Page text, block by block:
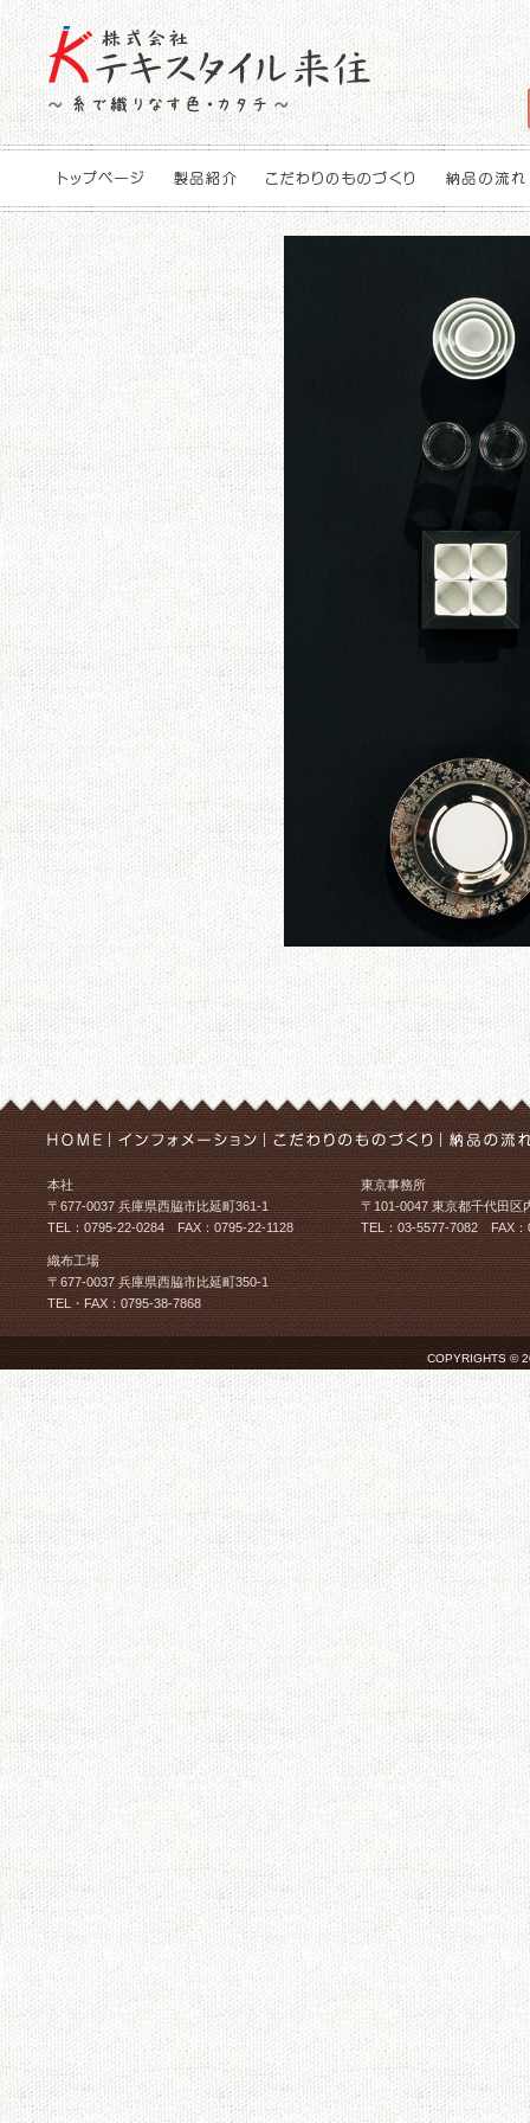
本社
〒677-0037 兵庫県西脇市比延町361-1
TEL：0795-22-0284 FAX：0795-22-1128
織布工場
〒677-0037 兵庫県西脇市比延町350-1
TEL・FAX：0795-38-7868
東京事務所
〒101-0047 東京都千代田区
TEL：03-5577-7082 FAX：
COPYRIGHTS ©